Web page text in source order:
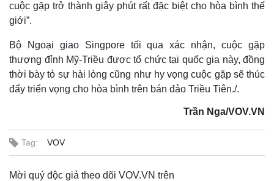
cuộc gặp trở thành giây phút rất đặc biệt cho hòa bình thế
giới”.
Bộ Ngoại giao Singpore tối qua xác nhận, cuộc gặp
thượng đỉnh Mỹ-Triều được tổ chức tại quốc gia này, đồng
thời bày tỏ sự hài lòng cũng như hy vọng cuộc gặp sẽ thúc
đẩy triển vọng cho hòa bình trên bán đảo Triều Tiên./.
Trần Nga/VOV.VN
Tag: VOV
Mời quý độc giả theo dõi VOV.VN trên